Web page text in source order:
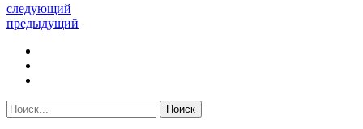
следующий
предыдущий